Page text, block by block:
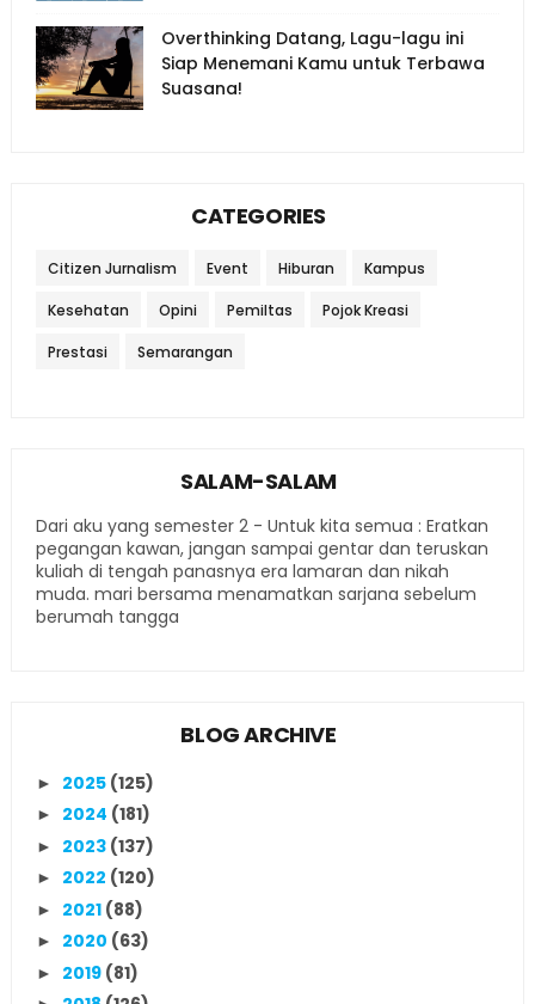
Overthinking Datang, Lagu-lagu ini
Siap Menemani Kamu untuk Terbawa
Suasana!
CATEGORIES
Citizen Jurnalism Event Hiburan Kampus
Kesehatan Opini Pemiltas Pojok Kreasi
Prestasi Semarangan
SALAM-SALAM
Dari aku yang semester 2 - Untuk kita semua : Eratkan
pegangan kawan, jangan sampai gentar dan teruskan
kuliah di tengah panasnya era lamaran dan nikah
muda. mari bersama menamatkan sarjana sebelum
berumah tangga
BLOG ARCHIVE
► 2025 (125)
► 2024 (181)
► 2023 (137)
► 2022 (120)
► 2021 (88)
► 2020 (63)
► 2019 (81)